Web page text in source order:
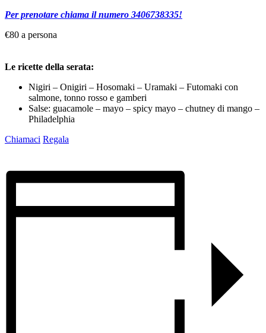
Per prenotare chiama il numero 3406738335!
€80 a persona
Le ricette della serata:
Nigiri – Onigiri – Hosomaki – Uramaki – Futomaki con
salmone, tonno rosso e gamberi
Salse: guacamole – mayo – spicy mayo – chutney di mango –
Philadelphia
Chiamaci Regala